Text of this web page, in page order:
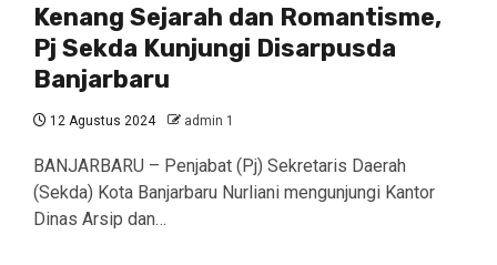
Kenang Sejarah dan Romantisme,
Pj Sekda Kunjungi Disarpusda
Banjarbaru
12 Agustus 2024 admin 1
BANJARBARU – Penjabat (Pj) Sekretaris Daerah
(Sekda) Kota Banjarbaru Nurliani mengunjungi Kantor
Dinas Arsip dan…